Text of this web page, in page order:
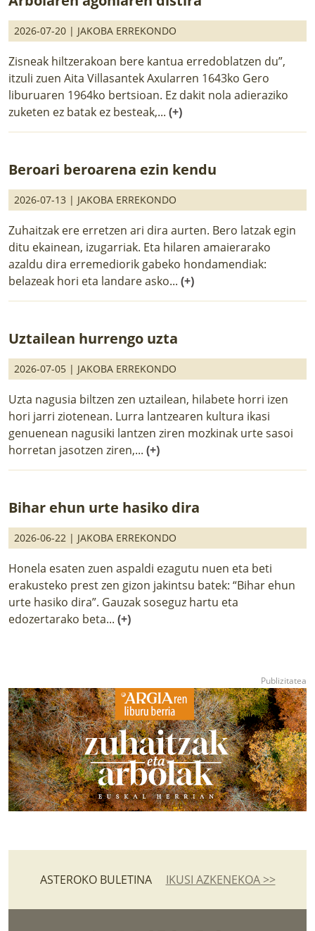
2026-07-20 | JAKOBA ERREKONDO
Zisneak hiltzerakoan bere kantua erredoblatzen du”,
itzuli zuen Aita Villasantek Axularren 1643ko Gero
liburuaren 1964ko bertsioan. Ez dakit nola adieraziko
zuketen ez batak ez besteak,... (+)
Beroari beroarena ezin kendu
2026-07-13 | JAKOBA ERREKONDO
Zuhaitzak ere erretzen ari dira aurten. Bero latzak egin
ditu ekainean, izugarriak. Eta hilaren amaierarako
azaldu dira erremediorik gabeko hondamendiak:
belazeak hori eta landare asko... (+)
Uztailean hurrengo uzta
2026-07-05 | JAKOBA ERREKONDO
Uzta nagusia biltzen zen uztailean, hilabete horri izen
hori jarri ziotenean. Lurra lantzearen kultura ikasi
genuenean nagusiki lantzen ziren mozkinak urte sasoi
horretan jasotzen ziren,... (+)
Bihar ehun urte hasiko dira
2026-06-22 | JAKOBA ERREKONDO
Honela esaten zuen aspaldi ezagutu nuen eta beti
erakusteko prest zen gizon jakintsu batek: “Bihar ehun
urte hasiko dira”. Gauzak soseguz hartu eta
edozertarako beta... (+)
ASTEROKO BULETINA IKUSI AZKENEKOA >>